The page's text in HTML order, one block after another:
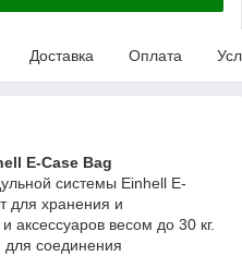
Доставка Оплата
E-Case Bag
системы Einhell E-
для хранения и
аксессуаров весом до 30 кг.
для соединения